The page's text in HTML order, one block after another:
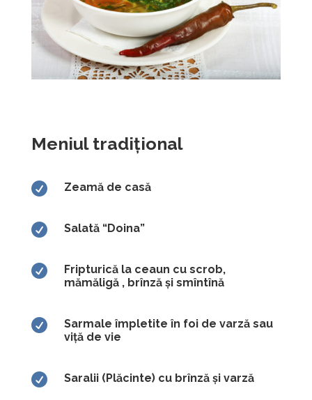
Meniul tradițional
 Zeamă de casă
 Salată “Doina”

Fripturică la ceaun cu scrob,
mămăligă , brînză și smîntînă

Sarmale împletite în foi de varză sau
viță de vie
 Saralii (Plăcinte) cu brînză și varză